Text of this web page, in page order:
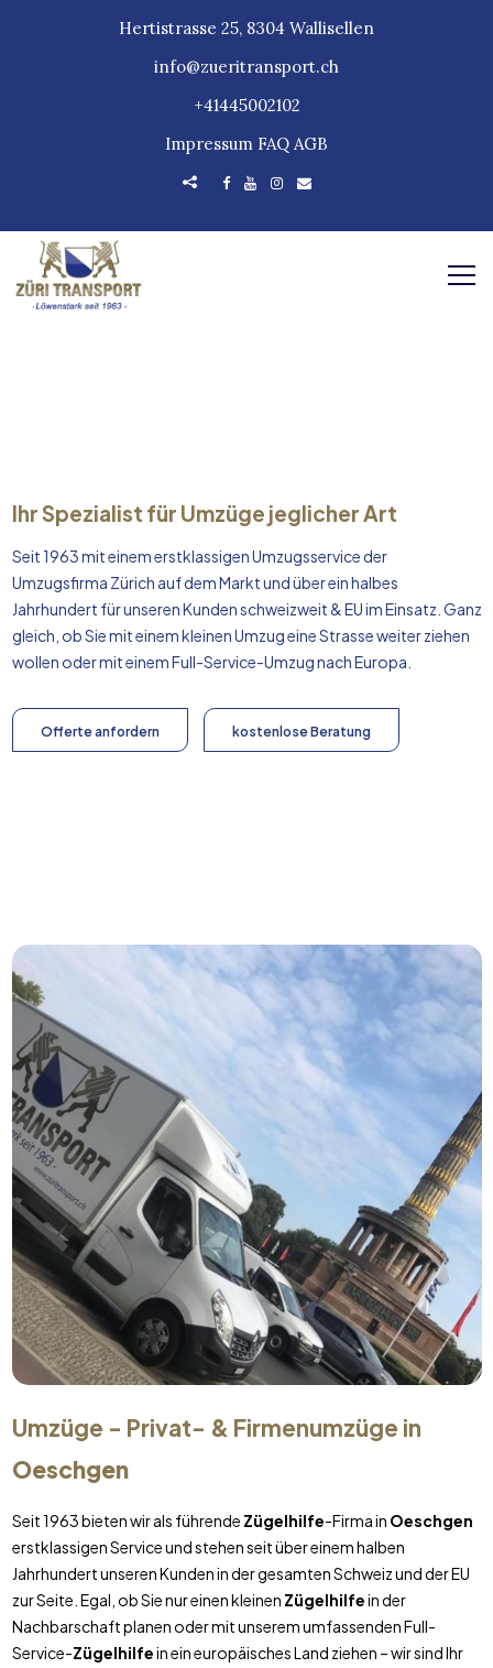
Hertistrasse 25, 8304 Wallisellen
info@zueritransport.ch
+41445002102
Impressum FAQ AGB
Ihr Spezialist für Umzüge jeglicher Art
Seit 1963 mit einem erstklassigen Umzugsservice der
Umzugsfirma Zürich auf dem Markt und über ein halbes
Jahrhundert für unseren Kunden schweizweit & EU im Einsatz. Ganz
gleich, ob Sie mit einem kleinen Umzug eine Strasse weiter ziehen
wollen oder mit einem Full-Service-Umzug nachEuropa
Offerte anfordern kostenlose Beratung
Umzüge - Privat- & Firmenumzüge in
Oeschgen
Seit 1963 bieten wir als führende Zügelhilfe-Firma in Oeschgen
erstklassigen Service und stehen seit über einem halben
Jahrhundert unseren Kunden in der gesamten Schweiz und der EU
zur Seite. Egal, ob Sie nur einen kleinen Zügelhilfein der
Nachbarschaft planen oder mit unserem umfassenden Full-
Service-Zügelhilfein ein europäisches Land ziehen – wir sind Ihr